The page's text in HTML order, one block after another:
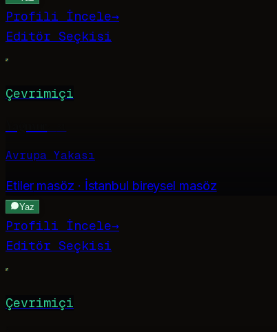
Profili İncele→
Editör Seçkisi
Çevrimiçi
Avrupa Yakası
Etilermasöz · İstanbul bireysel masöz
Yaz
Profili İncele→
Editör Seçkisi
Çevrimiçi